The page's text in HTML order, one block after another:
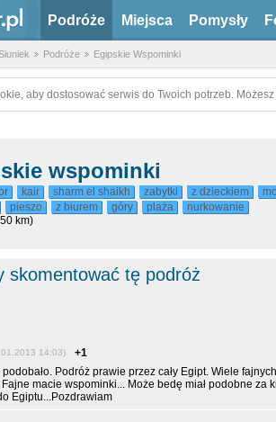
Podróże Miejsca Pomysły
Podróże Egipskie Wspominki
aby dostosować serwis do Twoich potrzeb.
wspominki
kair sharm el shaikh zabytki z dzieckiem
pieszo z biurem góry plaża
nurkowanie
km)
skomentować tę podróż
14:03)
+1
podobało. Podróż prawie przez cały Egipt. Wiele
macie wspominki... Może bedę miał podobne za
Egiptu...Pozdrawiam